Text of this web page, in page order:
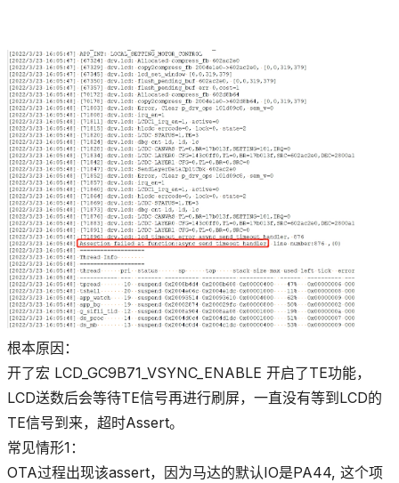
根本原因：
开了宏 LCD_GC9B71_VSYNC_ENABLE 开启了TE功能，
LCD送数后会等待TE信号再进行刷屏，一直没有等到LCD的
TE信号到来，超时Assert。
常见情形1：
OTA过程出现该assert，因为马达的默认IO是PA44, 这个项